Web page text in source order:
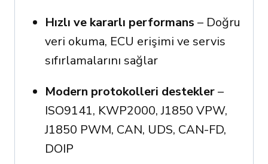
Hızlı ve kararlı performans – Doğru
veri okuma, ECU erişimi ve servis
sıfırlamalarını sağlar
Modern protokolleri destekler–
ISO9141, KWP2000, J1850 VPW,
J1850 PWM, CAN, UDS, CAN-FD,
DOIP